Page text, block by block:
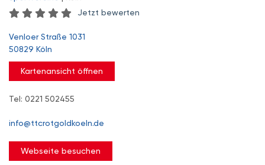
Jetzt bewerten
Venloer Straße 1031
50829 Köln
Kartenansicht öffnen
Tel: 0221 502455
info@ttcrotgoldkoeln.de
Webseite besuchen